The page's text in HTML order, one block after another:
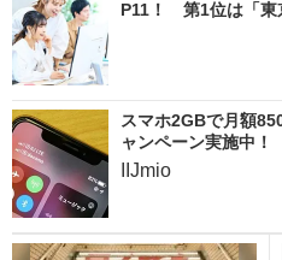
P11！ 第1位は「東
スマホ2GBで月額
ャンペーン実施中！
IIJmio